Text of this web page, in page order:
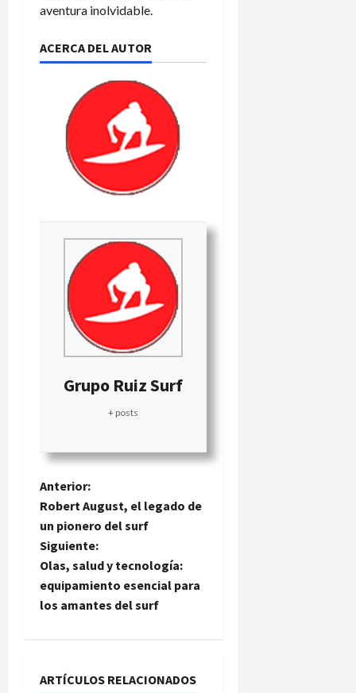
aventura inolvidable.
ACERCA DEL AUTOR
Grupo Ruiz Surf
+ posts
N
a
v
e
Anterior:
Robert August, el legado de
un pionero del surf
Siguiente:
Olas, salud y tecnología:
equipamiento esencial para
los amantes del surf
ARTÍCULOS RELACIONADOS